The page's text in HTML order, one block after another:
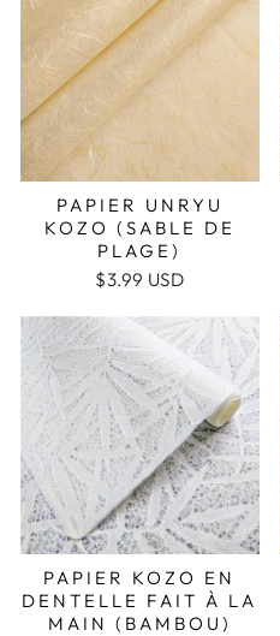
PAPIER UNRYU
KOZO (SABLE DE
PLAGE)
$3.99 USD
PAPIER KOZO EN
DENTELLE FAIT À LA
MAIN (BAMBOU)